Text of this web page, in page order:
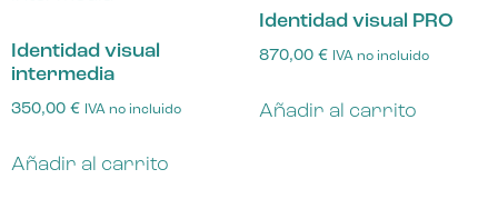
Identidad visual
intermedia
350,00 € IVA no incluido
Añadir al carrito
Identidad visual PRO
870,00 € IVA no incluido
Añadir al carrito